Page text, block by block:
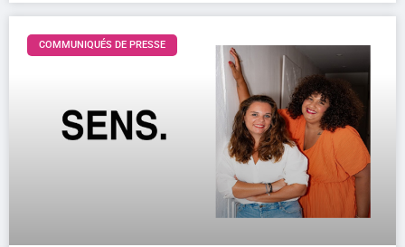
COMMUNIQUÉS DE PRESSE